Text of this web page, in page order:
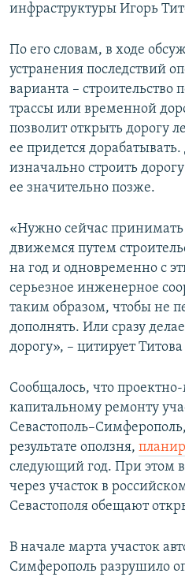
ELIFBE
УКРАИНСКАЯ ПРОБЛЕМА КРЫМА
Все сайты RFE/RL
инфраструктуры Игорь
По его словам, в ходе
устранения последствий
варианта – строительство
трассы или временной
позволит открыть дорогу
ее придется дорабатывать.
изначально строить
ее значительно позже.
«Нужно сейчас
движемся путем
на год и одновременно с
серьезное инженерное
таким образом, чтобы не
дополнять. Или сразу
дорогу», – цитирует Титова
Сообщалось, что
капитальному ремонту
результате оползня,
следующий год. При этом
через участок в
Севастополя обещают
В начале марта участок
Симферополь разрушило